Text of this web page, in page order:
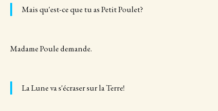
Mais qu'est-ce que tu as Petit Poulet?
Madame Poule demande.
La Lune va s'écraser sur la Terre!